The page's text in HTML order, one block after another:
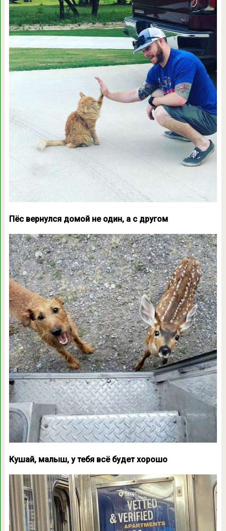
Пёс вернулся домой не один, а с другом
Кушай, малыш, у тебя всё будет хорошо